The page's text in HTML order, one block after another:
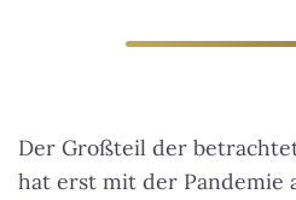
Der Großteil der
hat erst mit der Pandemie